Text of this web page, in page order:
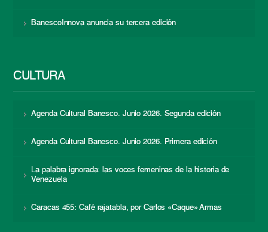
BanescoInnova anuncia su tercera edición
CULTURA
Agenda Cultural Banesco. Junio 2026. Segunda edición
Agenda Cultural Banesco. Junio 2026. Primera edición
La palabra ignorada: las voces femeninas de la historia de
Venezuela
Caracas 455: Café rajatabla, por Carlos «Caque» Armas